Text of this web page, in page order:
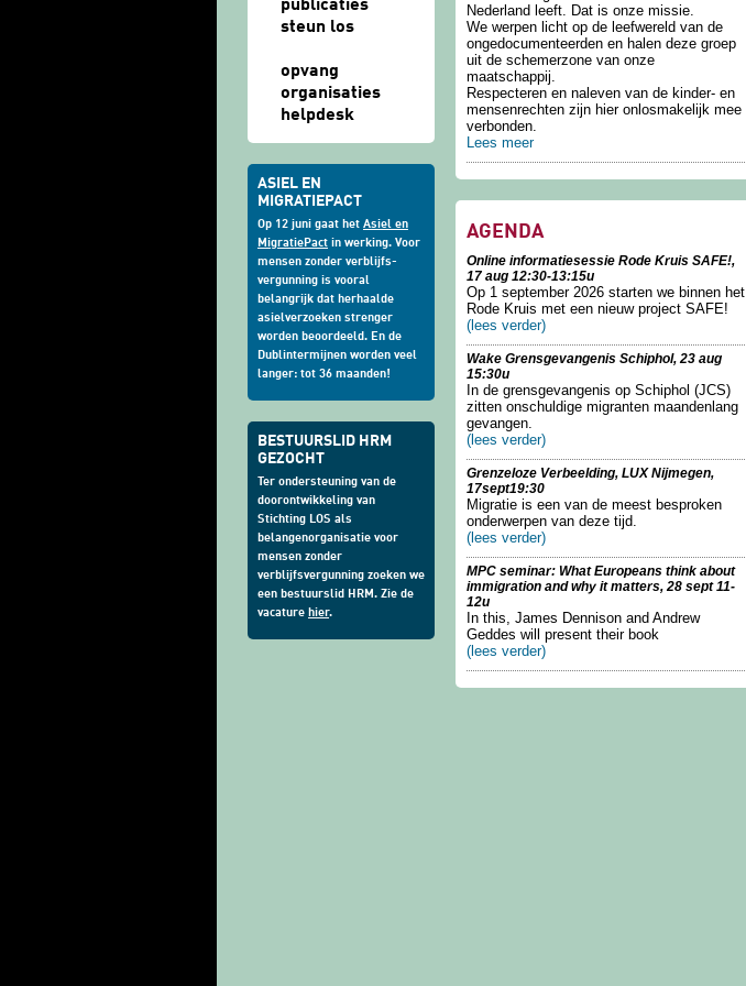
publicaties
steun los
opvang
organisaties
helpdesk
ASIEL EN
MIGRATIEPACT
Op 12 juni gaat het Asiel en
MigratiePact in werking. Voor
mensen zonder verblijfs-
vergunning is vooral
belangrijk dat herhaalde
asielverzoeken strenger
worden beoordeeld. En de
Dublintermijnen worden veel
langer: tot 36 maanden!
BESTUURSLID HRM
GEZOCHT
Ter ondersteuning van de
doorontwikkeling van
Stichting LOS als
belangenorganisatie voor
mensen zonder
verblijfsvergunning zoeken we
een bestuurslid HRM. Zie de
vacature hier.
Nederland leeft. Dat is onze missie.
We werpen licht op de leefwereld van de
ongedocumenteerden en halen deze groep
uit de schemerzone van onze
maatschappij.
Respecteren en naleven van de kinder- en
mensenrechten zijn hier onlosmakelijk mee
verbonden.
Lees meerover Stichting LOS
AGENDA
Online informatiesessie Rode Kruis SAFE!,
17 aug 12:30-13:15u
Op 1 september 2026 starten we binnen het
Rode Kruis met een nieuw project SAFE!
(lees verder)
Wake Grensgevangenis Schiphol, 23 aug
15:30u
In de grensgevangenis op Schiphol (JCS)
zitten onschuldige migranten maandenlang
gevangen.
(lees verder)
Grenzeloze Verbeelding, LUX Nijmegen,
17sept19:30
Migratie is een van de meest besproken
onderwerpen van deze tijd.
(lees verder)
MPC seminar: What Europeans think about
immigration and why it matters, 28 sept 11-
12u
In this, James Dennison and Andrew
Geddes will present their book
(lees verder)